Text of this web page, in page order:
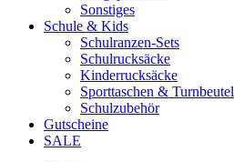
Sonstiges
Schule & Kids
Schulranzen-Sets
Schulrucksäcke
Kinderrucksäcke
Sporttaschen & Turnbeutel
Schulzubehör
Gutscheine
SALE